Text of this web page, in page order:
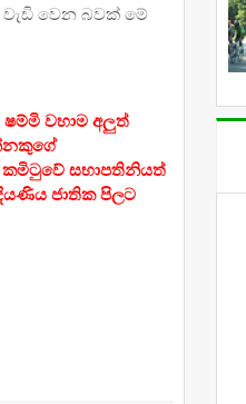
වෙන බවක් මේ
වහාම අලුත්
සභාපතිනියත්
ජාතික පිලට